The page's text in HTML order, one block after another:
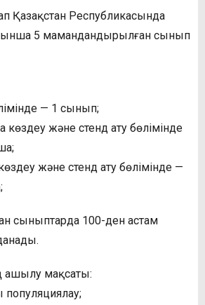
Қазақстан Республикасында
5 мамандандырылған сынып
— 1 сынып;
және стенд ату бөлімінде
және стенд ату бөлімінде —
сыныптарда 100-ден астам
мақсаты:
популяциялау;